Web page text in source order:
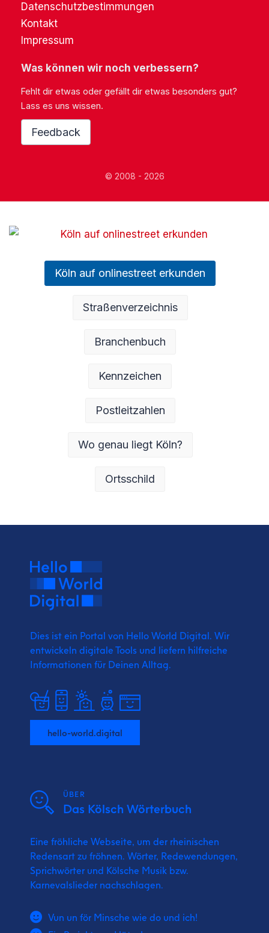
Datenschutzbestimmungen
Kontakt
Impressum
Was können wir noch verbessern?
Fehlt dir etwas oder gefällt dir etwas besonders gut?
Lass es uns wissen.
Feedback
© 2008 - 2026
Köln auf onlinestreet erkunden
Straßenverzeichnis
Branchenbuch
Kennzeichen
Postleitzahlen
Wo genau liegt Köln?
Ortsschild
Dies ist ein Portal von Hello World Digital. Wir
entwickeln digitale Tools und liefern hilfreiche
Informationen für Deinen Alltag.
hello-world.digital
ÜBER
Das Kölsch Wörterbuch
Eine fröhliche Webseite, um der rheinischen
Redensart zu fröhnen. Wörter, Redewendungen,
Sprichwörter und Kölsche Musik bzw.
Karnevalslieder nachschlagen.
Vun un för Minsche wie do und ich!